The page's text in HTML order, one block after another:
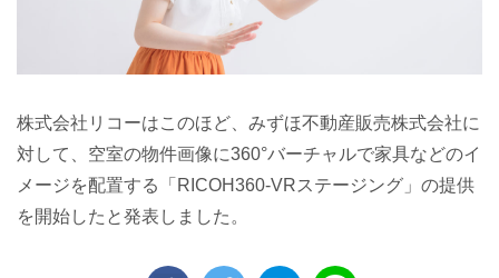
株式会社リコーはこのほど、みずほ不動産販売株式会社に
対して、空室の物件画像に360°バーチャルで家具などのイ
メージを配置する「RICOH360-VRステージング」の提供
を開始したと発表しました。